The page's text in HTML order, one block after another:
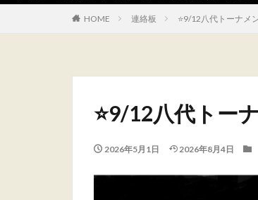
HOME 連絡板 ⭐️9/12八代トーナメ
⭐️9/12八代トー
2026年5月1日 2026年8月4日